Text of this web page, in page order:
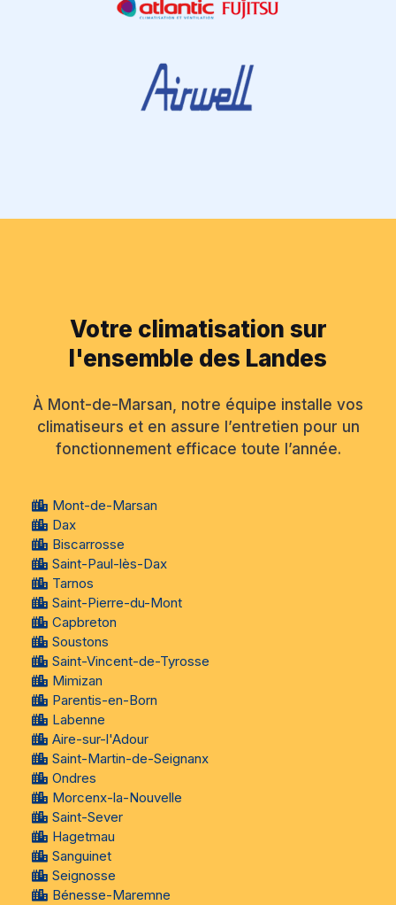
Votre climatisation sur
l'ensemble des Landes
À Mont-de-Marsan, notre équipe installe vos
climatiseurs et en assure l’entretien pour un
fonctionnement efficace toute l’année.
Mont-de-Marsan
Dax
Biscarrosse
Saint-Paul-lès-Dax
Tarnos
Saint-Pierre-du-Mont
Capbreton
Soustons
Saint-Vincent-de-Tyrosse
Mimizan
Parentis-en-Born
Labenne
Aire-sur-l'Adour
Saint-Martin-de-Seignanx
Ondres
Morcenx-la-Nouvelle
Saint-Sever
Hagetmau
Sanguinet
Seignosse
Bénesse-Maremne